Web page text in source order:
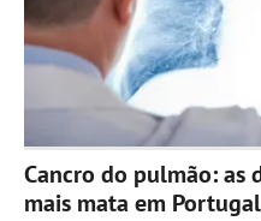
Cancro do pulmão: as
mais mata em Portugal